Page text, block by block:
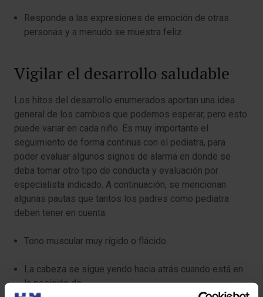
Responde a las expresiones de emoción de otras
personas y a menudo se muestra feliz.
Vigilar el desarrollo saludable
Los hitos del desarrollo enumerados aportan una idea
general de los cambios que podemos esperar, pero esto
puede variar en cada niño. Es muy importante el
seguimiento de forma continua con el pediatra, para
poder evaluar algunos signos de alarma en donde se
deba tomar otro tipo de conducta y evaluación por
especialista indicado. A continuación, se mencionan
algunas pautas que tantos los padres como pediatra
deben tener en cuenta:
Tono muscular muy rígido o flácido.
La cabeza se sigue yendo hacia atrás cuando está en
la posición de